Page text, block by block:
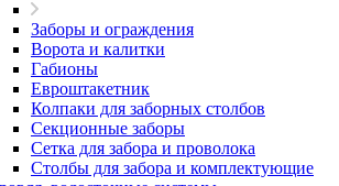
Заборы и ограждения
Ворота и калитки
Габионы
Евроштакетник
Колпаки для заборных столбов
Секционные заборы
Сетка для забора и проволока
Столбы для забора и комплектующие